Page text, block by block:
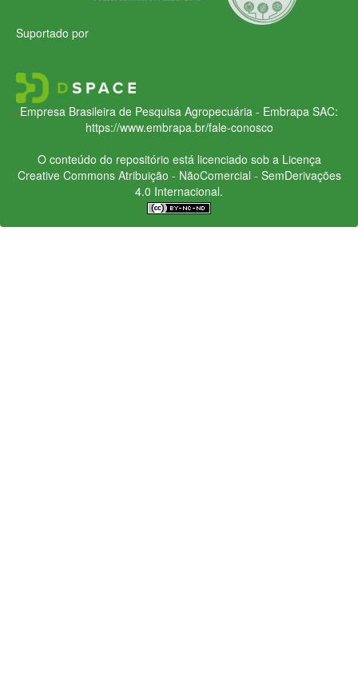
Suportado por
Empresa Brasileira de Pesquisa Agropecuária - Embrapa SAC:
https://www.embrapa.br/fale-conosco
O conteúdo do repositório está licenciado sob a Licença
Creative CommonsAtribuição - NãoComercial - SemDerivações
4.0 Internacional.